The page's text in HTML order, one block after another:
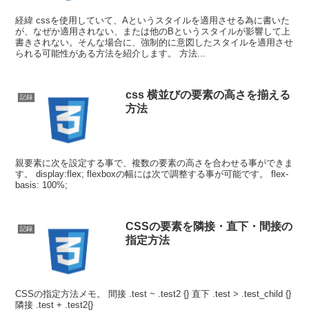
経緯 cssを使用していて、Aというスタイルを適用させる為に書いた
が、なぜか適用されない、または他のBというスタイルが影響して上
書きされない。そんな場合に、強制的に意図したスタイルを適用させ
られる可能性がある方法を紹介します。 方法...
記録
css 横並びの要素の高さを揃える
方法
親要素に次を設定する事で、複数の要素の高さを合わせる事ができま
す。 display:flex; flexboxの幅には次で調整する事が可能です。 flex-
basis: 100%;
記録
CSSの要素を隣接・直下・間接の
指定方法
CSSの指定方法メモ。 間接 .test ~ .test2 {} 直下 .test > .test_child {}
隣接 .test + .test2{}